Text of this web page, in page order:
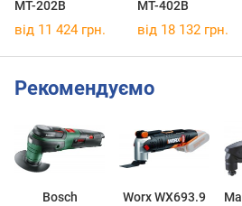
MT-202B
MT-402B
від 11 424 грн. від 18 132 грн.
Рекомендуємо
Bosch
Worx WX693.9